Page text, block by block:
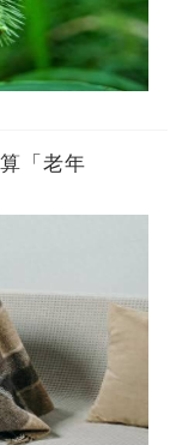
「老年